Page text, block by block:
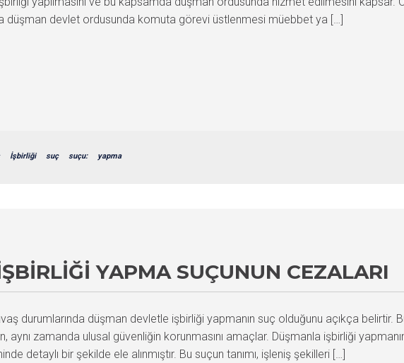
düşman devlet ordusunda komuta görevi üstlenmesi müebbet ya […]
İşbirliği suç suçu: yapma
YAPMA SUÇUNUN CEZALARI
durumlarında düşman devletle işbirliği yapmanın suç olduğunu açıkça belirtir.
aynı zamanda ulusal güvenliğin korunmasını amaçlar. Düşmanla işbirliği
detaylı bir şekilde ele alınmıştır. Bu suçun tanımı, işleniş şekilleri […]